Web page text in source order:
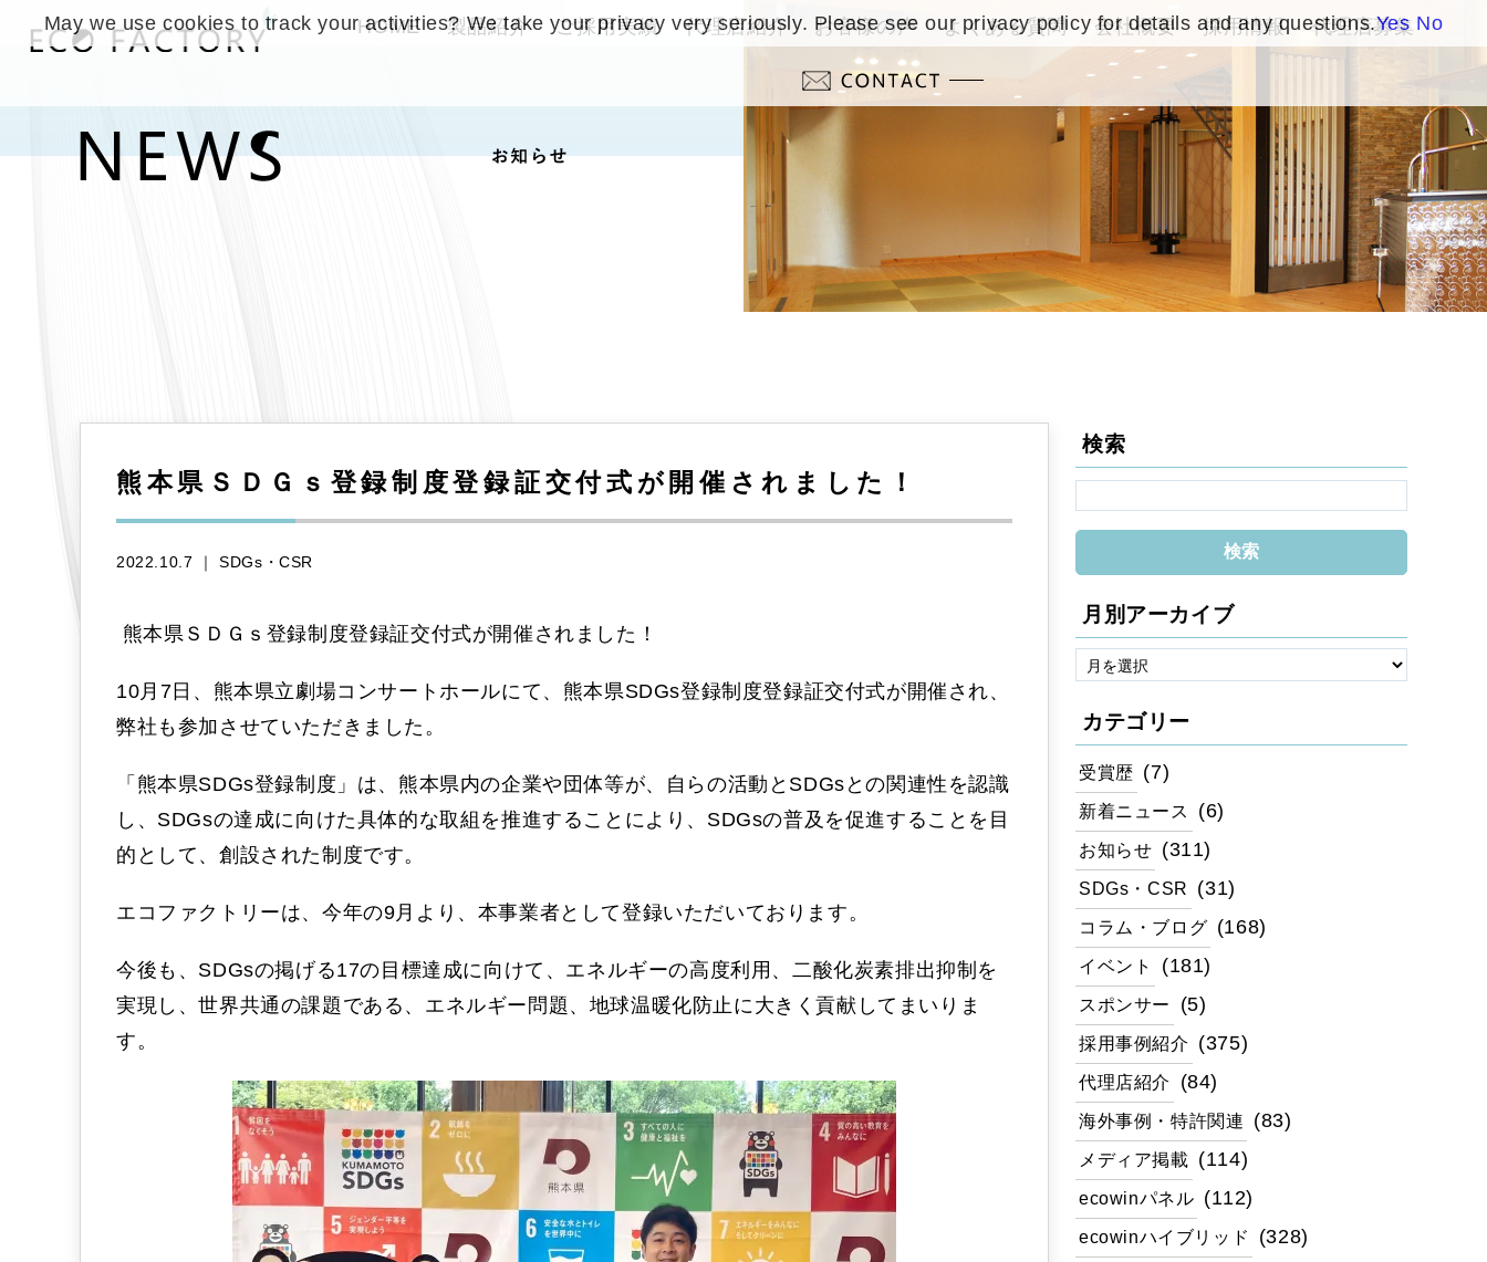
HOME 製品紹介 ご採用実績 代理店紹介 お客様の声 よくある質問 会社概要 採用情報 代理店募集
熊本県ＳＤＧｓ登録制度登録証交付式が開催されました！
2022.10.7 ｜SDGs・CSR
熊本県ＳＤＧｓ登録制度登録証交付式が開催されました！
10月7日、熊本県立劇場コンサートホールにて、熊本県SDGs登録制度登録証交付式が開催され、
弊社も参加させていただきました。
「熊本県SDGs登録制度」は、熊本県内の企業や団体等が、自らの活動とSDGsとの関連性を認識
し、SDGsの達成に向けた具体的な取組を推進することにより、SDGsの普及を促進することを目
的として、創設された制度です。
エコファクトリーは、今年の9月より、本事業者として登録いただいております。
今後も、SDGsの掲げる17の目標達成に向けて、エネルギーの高度利用、二酸化炭素排出抑制を
実現し、世界共通の課題である、エネルギー問題、地球温暖化防止に大きく貢献してまいりま
す。
検索
月別アーカイブ
カテゴリー
受賞歴 (7)
新着ニュース (6)
お知らせ (311)
SDGs・CSR (31)
コラム・ブログ (168)
イベント (181)
スポンサー (5)
採用事例紹介 (375)
代理店紹介 (84)
海外事例・特許関連 (83)
メディア掲載 (114)
ecowinパネル (112)
ecowinハイブリッド (328)
May we use cookies to track your activities? We take your privacy very seriously. Please see our privacy policy for details and any questions.Yes No